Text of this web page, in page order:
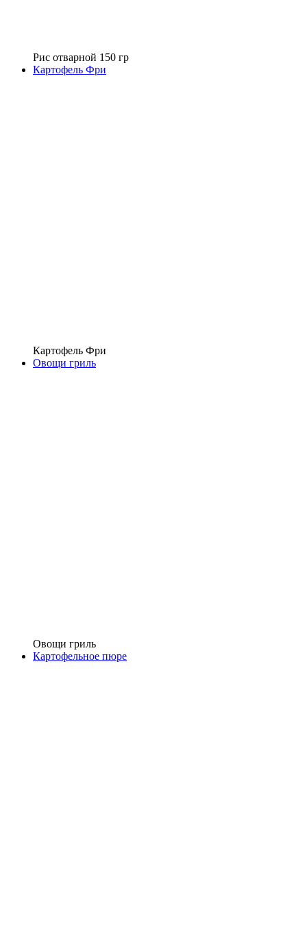
Рис отварной 150 гр
Картофель Фри
Картофель Фри
Овощи гриль
Овощи гриль
Картофельное пюре